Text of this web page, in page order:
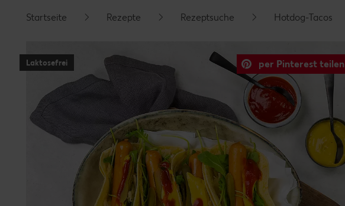
Footer
Schwebender Seitenbereich
Startseite Rezepte Rezeptsuche Hotdog-Tacos
Laktosefrei per Pinterest teilen